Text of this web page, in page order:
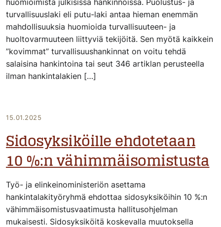
huomioimista julkisissa hankinnoissa. Puolustus- ja
turvallisuuslaki eli putu-laki antaa hieman enemmän
mahdollisuuksia huomioida turvallisuuteen- ja
huoltovarmuuteen liittyviä tekijöitä. Sen myötä kaikkein
”kovimmat” turvallisuushankinnat on voitu tehdä
salaisina hankintoina tai seut 346 artiklan perusteella
ilman hankintalakien […]
15.01.2025
Sidosyksiköille ehdotetaan
10 %:n vähimmäisomistusta
Työ- ja elinkeinoministeriön asettama
hankintalakityöryhmä ehdottaa sidosyksiköihin 10 %:n
vähimmäisomistusvaatimusta hallitusohjelman
mukaisesti. Sidosyksiköitä koskevalla muutoksella